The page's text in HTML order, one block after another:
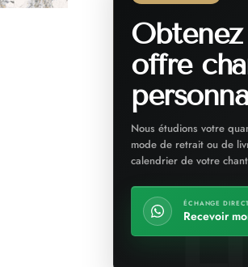
offre
Nous étudions votre
mode de retrait ou de
calendrier de votre
ÉCHANGE
Recevoir